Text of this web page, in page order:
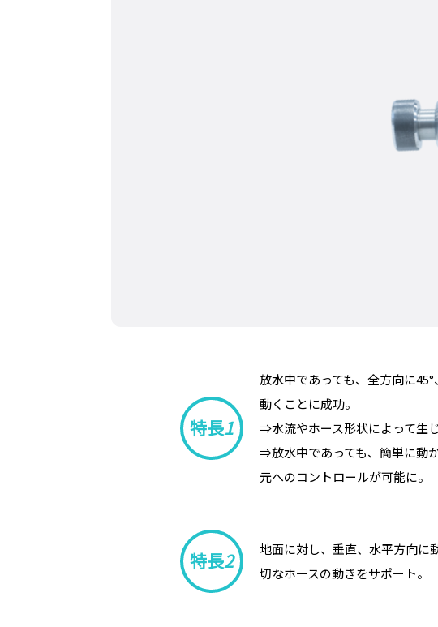
特長1
放水中であっても、全方向に
動くことに成功。
⇒水流やホース形状によって生
⇒放水中であっても、簡単に動
元へのコントロールが可能に。
特長2
地面に対し、垂直、水平方向に
切なホースの動きをサポート。